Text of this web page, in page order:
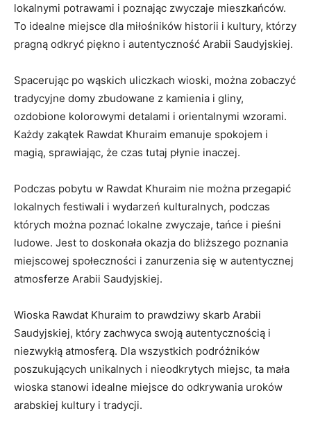
lokalnymi potrawami i poznając zwyczaje mieszkańców.
To idealne miejsce dla miłośników historii i kultury, którzy
pragną odkryć piękno i autentyczność Arabii Saudyjskiej.
Spacerując po ‌wąskich​ uliczkach wioski, można zobaczyć
tradycyjne domy zbudowane z ⁣kamienia ⁢i gliny,
ozdobione kolorowymi detalami i orientalnymi wzorami.
Każdy zakątek Rawdat Khuraim emanuje spokojem i
magią, sprawiając, że czas tutaj płynie inaczej.
Podczas pobytu w Rawdat Khuraim nie można przegapić
lokalnych festiwali i wydarzeń‍ kulturalnych, ⁤podczas
których można poznać lokalne zwyczaje, tańce i pieśni
ludowe. Jest to⁣ doskonała okazja do bliższego poznania
miejscowej społeczności i zanurzenia się w⁢ autentycznej
atmosferze Arabii Saudyjskiej.
Wioska Rawdat Khuraim to⁤ prawdziwy skarb Arabii
Saudyjskiej, który zachwyca ‍swoją autentycznością i
niezwykłą atmosferą. Dla wszystkich podróżników
poszukujących unikalnych i⁢ nieodkrytych miejsc, ta mała
wioska stanowi idealne miejsce do odkrywania ⁤uroków
arabskiej kultury i tradycji.